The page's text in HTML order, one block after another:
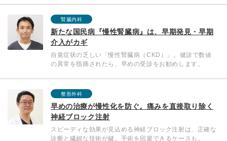
腎臓内科
新たな国民病『慢性腎臓病』は、早期発見・早期
介入がカギ
自覚症状の乏しい「慢性腎臓病（CKD）」。健診で数値
の異常を指摘されたら、早めの受診をお勧めします。
整形外科
早めの治療が慢性化を防ぐ。痛みを直接取り除く
神経ブロック注射
スピーディな効果が見込める神経ブロック注射は、正確な
診断と繊細な技術が鍵。手術を回避できるケースも。